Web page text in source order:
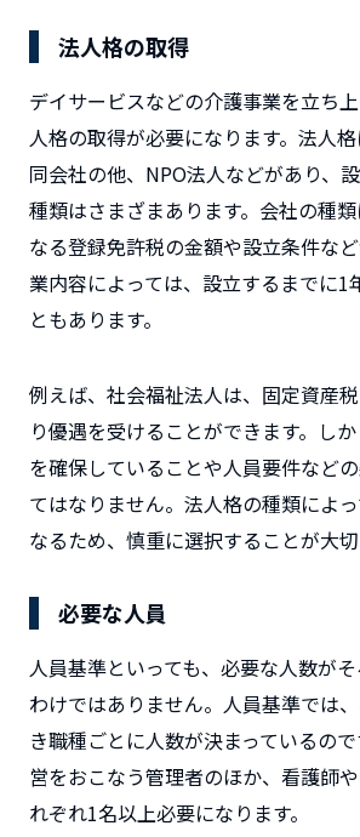
法人格の取得
デイサービスなどの介護事業を立ち
人格の取得が必要になります。法人
同会社の他、NPO法人などがあり、
種類はさまざまあります。会社の種
なる登録免許税の金額や設立条件な
業内容によっては、設立するまでに1
ともあります。
例えば、社会福祉法人は、固定資産
り優遇を受けることができます。し
を確保していることや人員要件など
てはなりません。法人格の種類によ
なるため、慎重に選択することが大切
必要な人員
人員基準といっても、必要な人数が
わけではありません。人員基準では
き職種ごとに人数が決まっているの
営をおこなう管理者のほか、看護師
れぞれ1名以上必要になります。